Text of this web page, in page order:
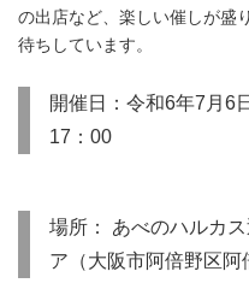
の出店など、楽しい催しが盛
待ちしています。
開催日：令和6年7月
17：00
場所： あべのハルカ
ア（大阪市阿倍野区阿